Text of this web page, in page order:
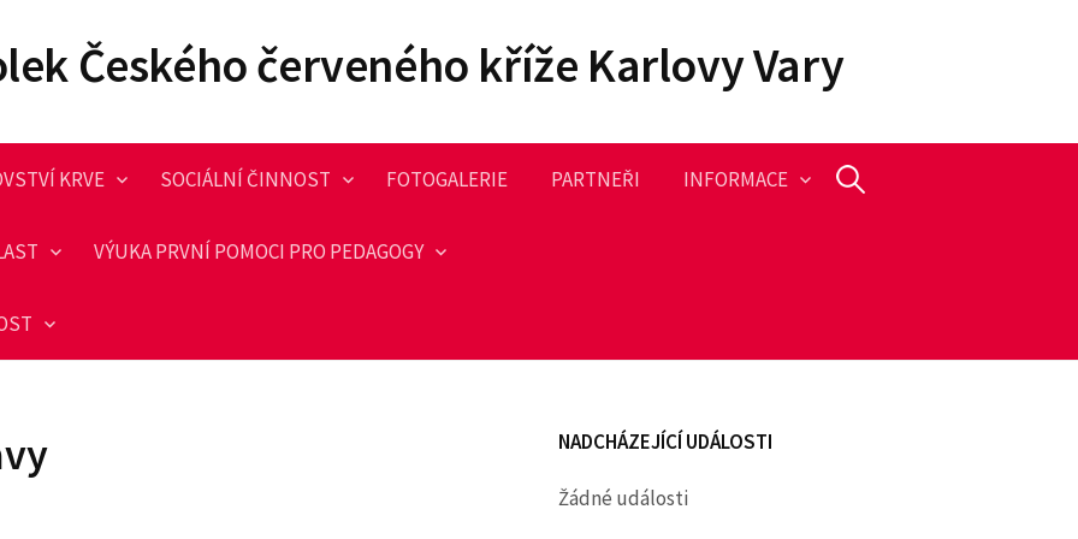
Českého červeného kříže Karlovy Vary
KRVE SOCIÁLNÍ ČINNOST FOTOGALERIE PARTNEŘI INFORMACE
VÝUKA PRVNÍ POMOCI PRO PEDAGOGY
V
NADCHÁZEJÍCÍ UDÁLOSTI
Žádné události